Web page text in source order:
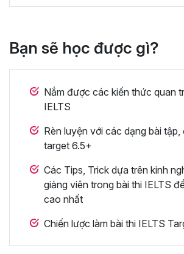
Bạn sẽ học được gì?
Nắm được các kiến thức quan
IELTS
Rèn luyện với các dạng bài tập,
target 6.5+
Các Tips, Trick dựa trên kinh
giảng viên trong bài thi IELTS
cao nhất
Chiến lược làm bài thi IELTS